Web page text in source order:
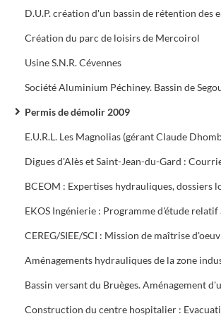
Création du parc de loisirs de Mercoirol
Usine S.N.R. Cévennes
Permis de démolir 2009